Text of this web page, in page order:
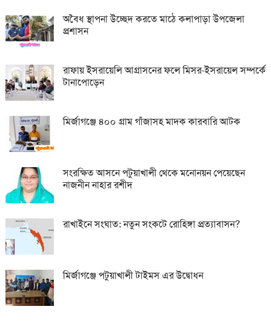
অবৈধ স্থাপনা উচ্ছেদ করতে মাঠে কলাপাড়া উপজেলা
প্রশাসন
রাফায় ইসরায়েলি আগ্রাসনের ফলে মিসর-ইসরায়েল সম্পর্কে
টানাপোড়েন
মির্জাগঞ্জে ৪০০ গ্রাম গাঁজাসহ মাদক কারবারি আটক
সংরক্ষিত আসনে পটুয়াখালী থেকে মনোনয়ন পেয়েছেন
নাজনীন নাহার রশীদ
রাখাইনে সংঘাত: নতুন সংকটে রোহিঙ্গা প্রত্যাবাসন?
মির্জাগঞ্জে পটুয়াখালী টাইমস এর উদ্বোধন